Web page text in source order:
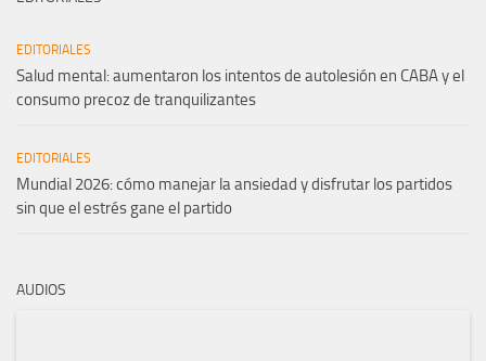
EDITORIALES
Salud mental: aumentaron los intentos de autolesión en CABA y el
consumo precoz de tranquilizantes
EDITORIALES
Mundial 2026: cómo manejar la ansiedad y disfrutar los partidos
sin que el estrés gane el partido
AUDIOS